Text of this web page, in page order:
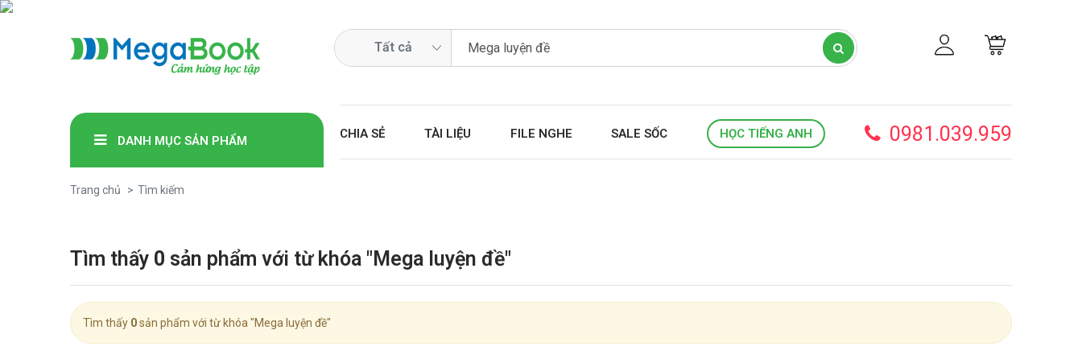
DANH MỤC SẢN PHẨM CHIA SẺ TÀI LIỆU FILE NGHE SALE SỐC HỌC TIẾNG ANH 0981.039.959
Trang chủ Tìm kiếm
Tìm thấy 0 sản phẩm với từ khóa "Mega luyện đề"
Tìm thấy 0sản phẩm với từ khóa "Mega luyện đề"